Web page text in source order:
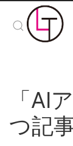
「AI
つ記